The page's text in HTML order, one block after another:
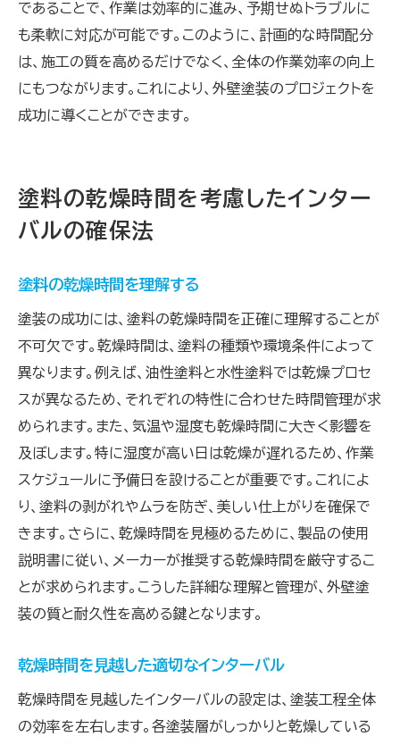
であることで、作業は効率的に進み、予期せぬトラブルに
も柔軟に対応が可能です。このように、計画的な時間配分
は、施工の質を高めるだけでなく、全体の作業効率の向上
にもつながります。これにより、外壁塗装のプロジェクトを
成功に導くことができます。
塗料の乾燥時間を考慮したインター
バルの確保法
塗料の乾燥時間を理解する
塗装の成功には、塗料の乾燥時間を正確に理解することが
不可欠です。乾燥時間は、塗料の種類や環境条件によって
異なります。例えば、油性塗料と水性塗料では乾燥プロセ
スが異なるため、それぞれの特性に合わせた時間管理が求
められます。また、気温や湿度も乾燥時間に大きく影響を
及ぼします。特に湿度が高い日は乾燥が遅れるため、作業
スケジュールに予備日を設けることが重要です。これによ
り、塗料の剥がれやムラを防ぎ、美しい仕上がりを確保で
きます。さらに、乾燥時間を見極めるために、製品の使用
説明書に従い、メーカーが推奨する乾燥時間を厳守するこ
とが求められます。こうした詳細な理解と管理が、外壁塗
装の質と耐久性を高める鍵となります。
乾燥時間を見越した適切なインターバル
乾燥時間を見越したインターバルの設定は、塗装工程全体
の効率を左右します。各塗装層がしっかりと乾燥している